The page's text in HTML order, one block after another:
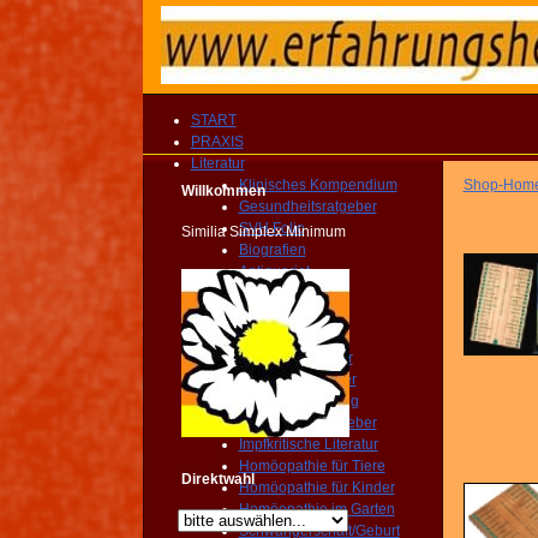
START
PRAXIS
Literatur
Klinisches Kompendium
Gesundheitsratgeber
SVH Folio
Biografien
Antiquariat
Fachliteratur
Reportagen
Publikationen
Arzneimittelbilder
Patientenratgeber
Selbstbehandlung
Gesundheitsratgeber
Impfkritische Literatur
Homöopathie für Tiere
Homöopathie für Kinder
Homöopathie im Garten
Schwangerschaft/Geburt
Willkommen
Similia Simplex Minimum
Direktwahl
Shop-